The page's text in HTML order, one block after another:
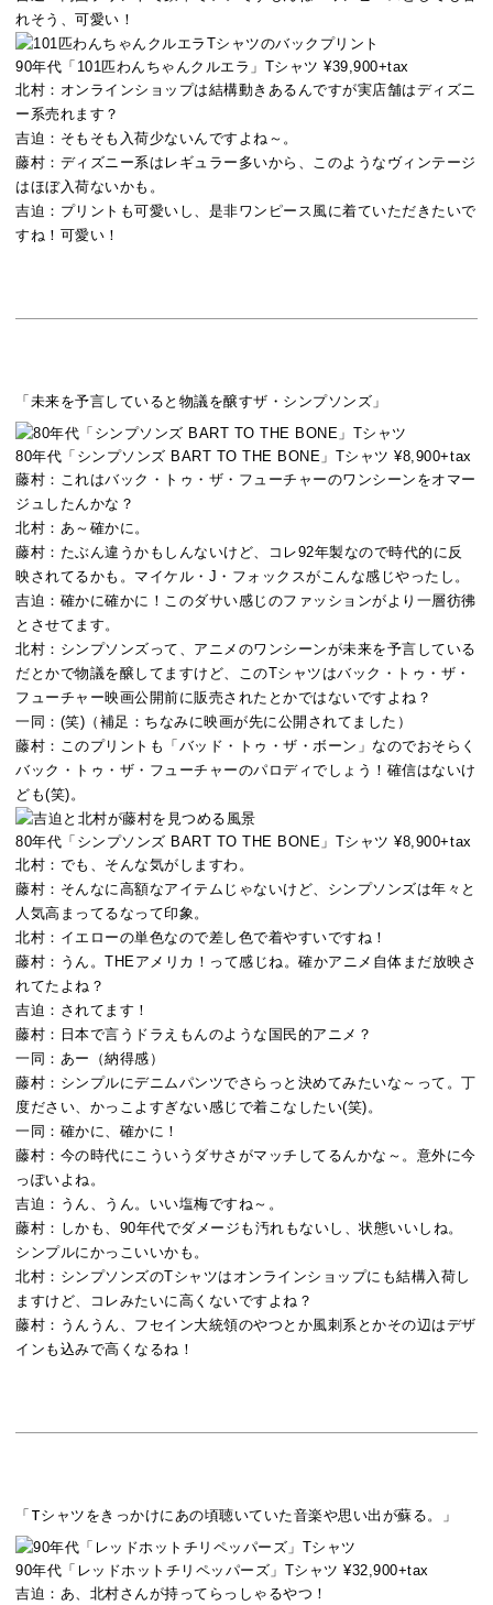
れそう、可愛い！
90年代「101匹わんちゃんクルエラ」Tシャツ ¥39,900+tax
北村： オンラインショップは結構動きあるんですが実店舗はディズニ
ー系売れます？
吉迫： そもそも入荷少ないんですよね～。
藤村： ディズニー系はレギュラー多いから、このようなヴィンテージ
はほぼ入荷ないかも。
吉迫： プリントも可愛いし、是非ワンピース風に着ていただきたいで
すね！可愛い！
「未来を予言していると物議を醸すザ・シンプソンズ」
80年代「シンプソンズ BART TO THE BONE」Tシャツ ¥8,900+tax
藤村： これはバック・トゥ・ザ・フューチャーのワンシーンをオマー
ジュしたんかな？
北村： あ～確かに。
藤村： たぶん違うかもしんないけど、コレ92年製なので時代的に反
映されてるかも。マイケル・J・フォックスがこんな感じやったし。
吉迫： 確かに確かに！このダサい感じのファッションがより一層彷彿
とさせてます。
北村： シンプソンズって、アニメのワンシーンが未来を予言している
だとかで物議を醸してますけど、このTシャツはバック・トゥ・ザ・
フューチャー映画公開前に販売されたとかではないですよね？
一同： (笑)（補足：ちなみに映画が先に公開されてました）
藤村： このプリントも「バッド・トゥ・ザ・ボーン」なのでおそらく
バック・トゥ・ザ・フューチャーのパロディでしょう！確信はないけ
ども(笑)。
80年代「シンプソンズ BART TO THE BONE」Tシャツ ¥8,900+tax
北村： でも、そんな気がしますわ。
藤村： そんなに高額なアイテムじゃないけど、シンプソンズは年々と
人気高まってるなって印象。
北村： イエローの単色なので差し色で着やすいですね！
藤村： うん。THEアメリカ！って感じね。確かアニメ自体まだ放映さ
れてたよね？
吉迫： されてます！
藤村： 日本で言うドラえもんのような国民的アニメ？
一同： あー（納得感）
藤村： シンプルにデニムパンツでさらっと決めてみたいな～って。丁
度ださい、かっこよすぎない感じで着こなしたい(笑)。
一同： 確かに、確かに！
藤村： 今の時代にこういうダサさがマッチしてるんかな～。意外に今
っぽいよね。
吉迫： うん、うん。いい塩梅ですね～。
藤村： しかも、90年代でダメージも汚れもないし、状態いいしね。
シンプルにかっこいいかも。
北村： シンプソンズのTシャツはオンラインショップにも結構入荷し
ますけど、コレみたいに高くないですよね？
藤村： うんうん、フセイン大統領のやつとか風刺系とかその辺はデザ
インも込みで高くなるね！
「Tシャツをきっかけにあの頃聴いていた音楽や思い出が蘇る。」
90年代「レッドホットチリペッパーズ」Tシャツ ¥32,900+tax
吉迫： あ、北村さんが持ってらっしゃるやつ！